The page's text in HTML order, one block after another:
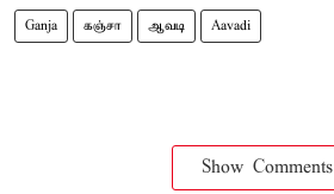
Ganja கஞ்சா ஆவடி Aavadi
Show Comments